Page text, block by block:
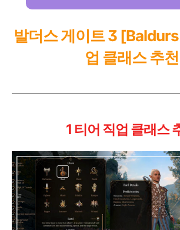
발더스 게이트 3
업 클래스 추천
1 티어 직업 클래스